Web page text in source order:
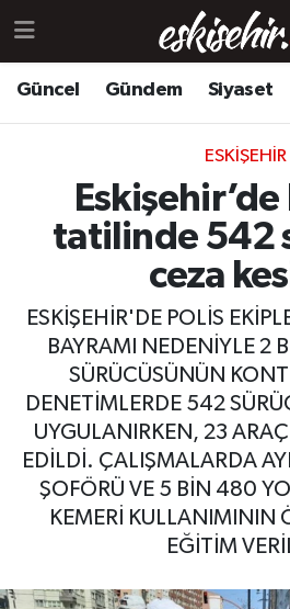
Güncel Gündem Siyaset
ESKIŞEHIR
tatilinde 542
ceza
ESKİŞEHİR'DE POLİS
BAYRAMI NEDENİYLE 2
SÜRÜCÜSÜNÜN
DENETİMLERDE 542
UYGULANIRKEN, 23
EDİLDİ. ÇALIŞMALARDA
ŞOFÖRÜ VE 5 BİN 480
KEMERİ KULLANIMININ
EĞİTİM